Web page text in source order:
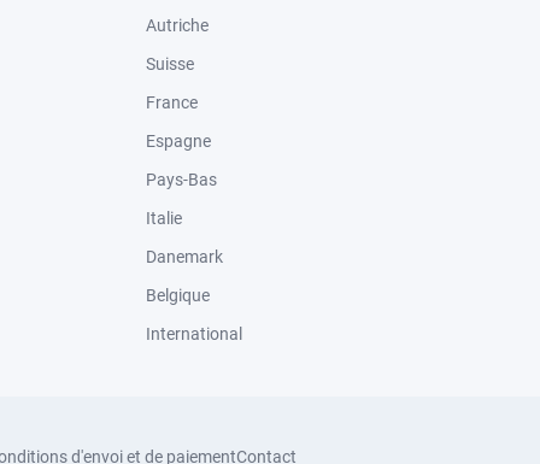
Autriche
Suisse
France
Espagne
Pays-Bas
Italie
Danemark
Belgique
International
d'envoi et de paiementContact